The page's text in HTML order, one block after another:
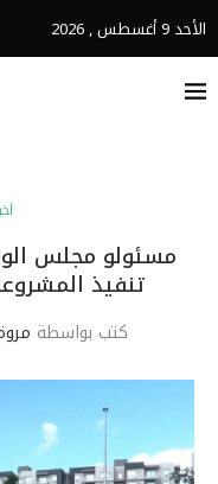
الأحد 9 أغسطس , 2026
مسئولو مجلس
تنفيذ
كتب بواسطة